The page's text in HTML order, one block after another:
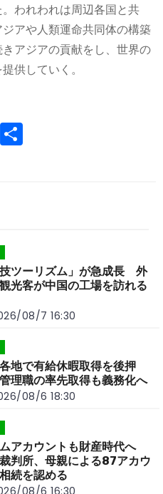
われわれは周辺各国と共
アや人類運命共同体の構築
アジアの貢献をし、世界の
供していく。
C
o
技ツーリズム」が急成長 外
光客が中国の工場を訪れる
08/7 16:30
地で有給休暇取得を後押
理職の率先取得も義務化へ
08/6 18:30
アカウントも財産時代へ
判所、母親による87アカウ
続を認める
08/6 16:30